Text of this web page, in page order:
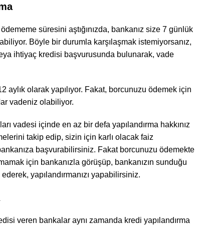
süresini aştığınızda, bankanız size 7 günlük
Böyle bir durumla karşılaşmak istemiyorsanız,
ihtiyaç kredisi başvurusunda bulunarak, vade
aylık olarak yapılıyor. Fakat, borcunuzu ödemek için
vadeniz olabiliyor.
vadesi içinde en az bir defa yapılandırma hakkınız
takip edip, sizin için karlı olacak faiz
başvurabilirsiniz. Fakat borcunuzu ödemekte
için bankanızla görüşüp, bankanızın sunduğu
yapılandırmanızı yapabilirsiniz.
veren bankalar aynı zamanda kredi yapılandırma